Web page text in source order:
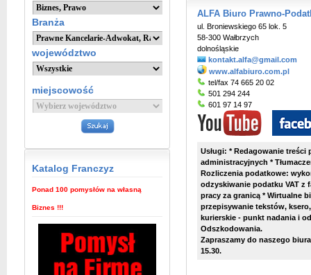
Branża
województwo
miejscowość
Katalog Franczyz
Ponad 100 pomysłów na własną
Biznes !!!
ALFA Biuro Prawno-
ul. Broniewskiego 65 lok. 5
58-300 Wałbrzych
dolnośląskie
kontakt.alfa@gmail.com
www.alfabiuro.com.pl
tel/fax 74 665 20 02
501 294 244
601 97 14 97
Usługi: * Redagowanie treści
administracyjnych *
Rozliczenia podatkowe:
odzyskiwanie podatku VAT z
pracy za granicą * Wirtualne
przepisywanie tekstów,
kurierskie - punkt nadania i
Odszkodowania.
Zapraszamy do naszego
15.30.